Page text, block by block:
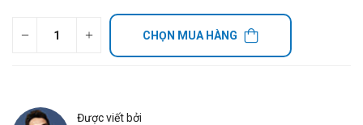
CHỌN MUA HÀNG
Được viết bởi